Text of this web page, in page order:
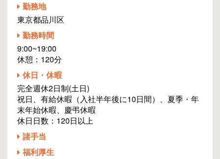
勤務地
東京都品川区
勤務時間
9:00~19:00
休憩：120分
休日・休暇
完全週休2日制(土日)
祝日、有給休暇（入社半年後に10日間）、夏季・年
末年始休暇、慶弔休暇
休日日数：120日以上
諸手当
福利厚生